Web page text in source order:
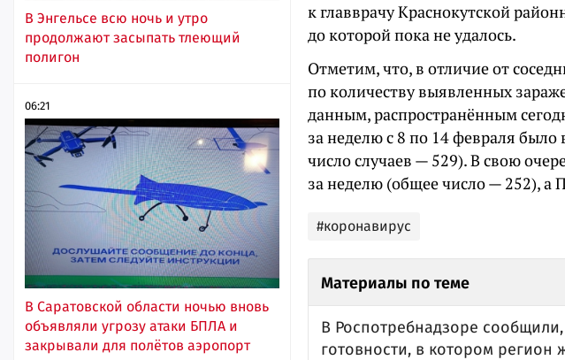
В Энгельсе всю ночь и утро
продолжают засыпать тлеющий
полигон
06:21
В Саратовской области ночью вновь
объявляли угрозу атаки БПЛА и
закрывали для полётов аэропорт
к главврачу Краснокутской
до которой пока не удалось.
Отметим, что, в отличие от
по количеству выявленных
данным, распространённым
за неделю с 8 по 14 февраля
число случаев — 529). В свою
за неделю (общее число — 252), а
#коронавирус
Материалы по теме
В Роспотребнадзоре
готовности, в котором регион